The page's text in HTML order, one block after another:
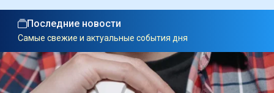
Последние новости
Самые свежие и актуальные события дня